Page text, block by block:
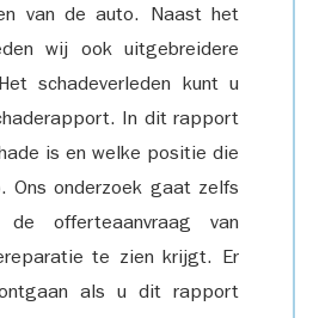
van de auto. Naast het
wij ook uitgebreidere
schadeverleden kunt u
In dit rapport
is en welke positie die
Ons onderzoek gaat zelfs
offerteaanvraag van
te zien krijgt. Er
als u dit rapport